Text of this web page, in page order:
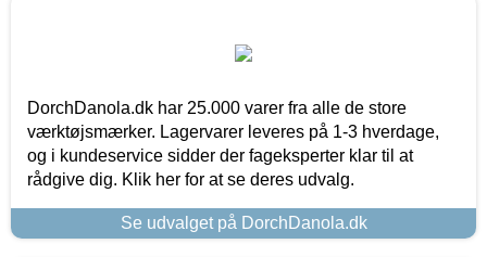
DorchDanola.dk har 25.000 varer fra alle de store
værktøjsmærker. Lagervarer leveres på 1-3 hverdage,
og i kundeservice sidder der fageksperter klar til at
rådgive dig. Klik her for at se deres udvalg.
Se udvalget på DorchDanola.dk